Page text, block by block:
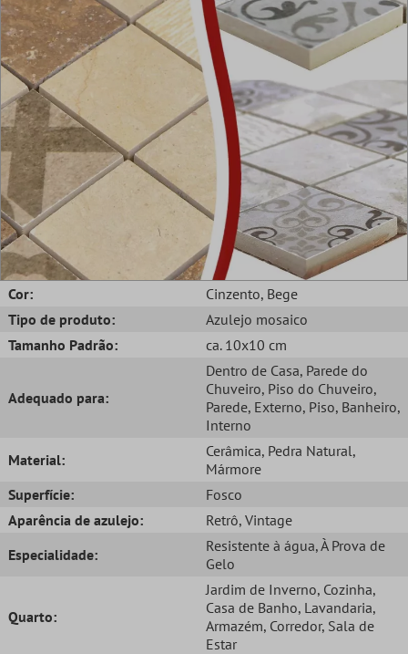
Cor: Cinzento, Bege
Tipo de produto:
Azulejo mosaico
Tamanho Padrão:
ca. 10x10 cm
Adequado para:
Dentro de Casa, Parede do
Chuveiro, Piso do Chuveiro,
Parede, Externo, Piso, Banheiro,
Interno
Material:
Cerâmica, Pedra Natural,
Mármore
Superfície:
Fosco
Aparência de azulejo:
Retrô, Vintage
Especialidade:
Resistente à água, À Prova de
Gelo
Quarto:
Jardim de Inverno, Cozinha,
Casa de Banho, Lavandaria,
Armazém, Corredor, Sala de
Estar